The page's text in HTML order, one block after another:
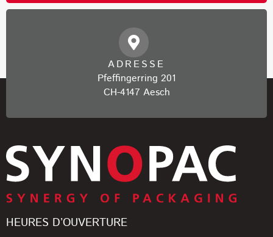
ADRESSE
Pfeffingerring 201
CH-4147 Aesch
HEURES D’OUVERTURE